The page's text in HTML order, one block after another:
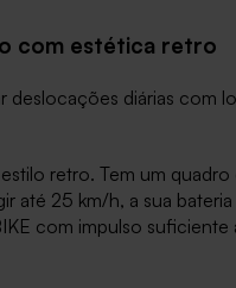
com estética retro
deslocações diárias com
retro. Tem um
até 25 km/h, a sua
com impulso suficiente